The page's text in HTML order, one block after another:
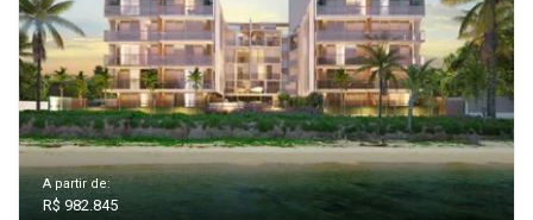
A partir de:
R$ 982.845